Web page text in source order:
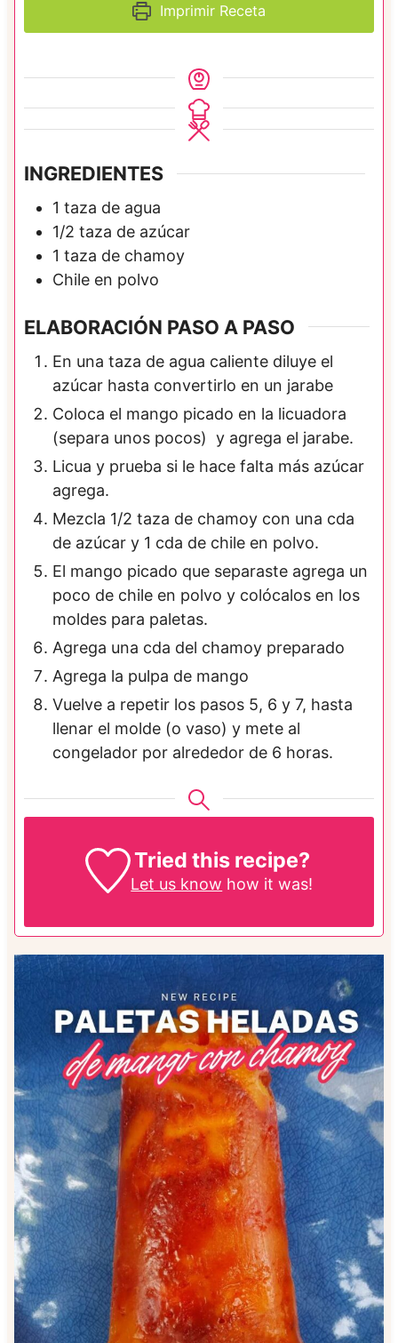
Imprimir Receta
INGREDIENTES
1 taza de agua
1/2 taza de azúcar
1 taza de chamoy
Chile en polvo
ELABORACIÓN PASO A PASO
En una taza de agua caliente diluye el
azúcar hasta convertirlo en un jarabe
Coloca el mango picado en la licuadora
(separa unos pocos) y agrega el jarabe.
Licua y prueba si le hace falta más azúcar
agrega.
Mezcla 1/2 taza de chamoy con una cda
de azúcar y 1 cda de chile en polvo.
El mango picado que separaste agrega un
poco de chile en polvo y colócalos en los
moldes para paletas.
Agrega una cda del chamoy preparado
Agrega la pulpa de mango
Vuelve a repetir los pasos 5, 6 y 7, hasta
llenar el molde (o vaso) y mete al
congelador por alrededor de 6 horas.
Tried this recipe?
Let us know how it was!